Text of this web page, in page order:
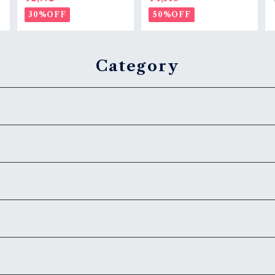
（メンズS〜M/レディース
L〜XL） ベージュ BSA 定
番色 RankB
30%OFF
本製 デニムショートパンツ
S/M/L（M1431-50） 膝下
丈 職人加工 アメカジ RankS
50%OFF
Category